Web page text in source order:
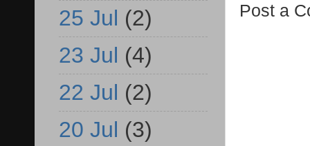
Post a
25 Jul (2)
23 Jul (4)
22 Jul (2)
20 Jul (3)